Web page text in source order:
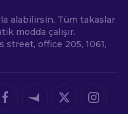
alabilirsin. Tüm takaslar
modda çalışır.
street, office 205, 1061,